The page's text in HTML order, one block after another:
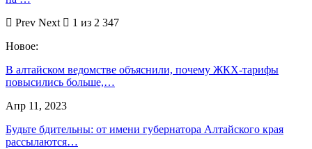
Prev Next
1 из 2 347
Новое:
В алтайском ведомстве объяснили, почему ЖКХ-тарифы
повысились больше,…
Апр 11, 2023
Будьте бдительны: от имени губернатора Алтайского края
рассылаются…